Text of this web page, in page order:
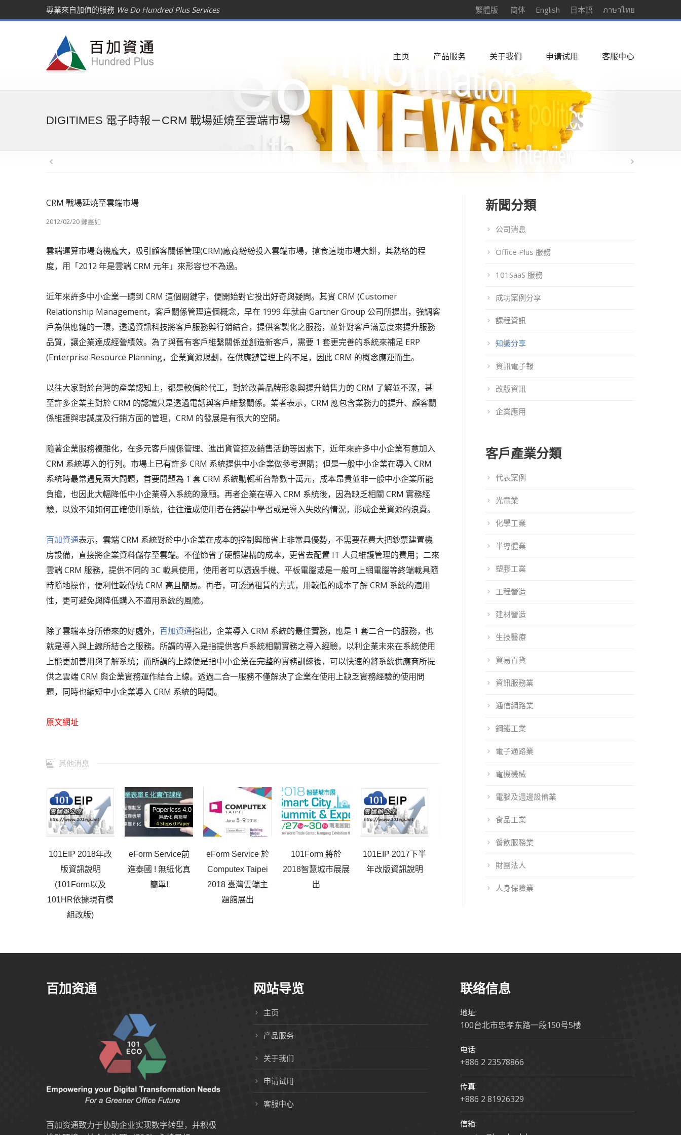
專業來自加值的服務 We Do Hundred Plus Services 繁體版 简体 English 日本語 ภาษาไทย
主页 产品服务 关于我们 申请试用 客服中心
DIGITIMES 電子時報－CRM 戰場延燒至雲端市場
CRM 戰場延燒至雲端市場
2012/02/20 鄭惠如
雲端運算市場商機龐大，吸引顧客關係管理(CRM)廠商紛紛投入雲端市場，搶食這塊市場大餅，其熱絡的程
度，用「2012 年是雲端 CRM 元年」來形容也不為過。
近年來許多中小企業一聽到 CRM 這個關鍵字，便開始對它投出好奇與疑問。其實 CRM (Customer
Relationship Management，客戶關係管理這個概念，早在 1999 年就由 Gartner Group 公司所提出，強調客
戶為供應鏈的一環，透過資訊科技將客戶服務與行銷結合，提供客製化之服務，並針對客戶滿意度來提升服務
品質，讓企業達成經營績效。為了與舊有客戶維繫關係並創造新客戶，需要 1 套更完善的系統來補足 ERP
(Enterprise Resource Planning，企業資源規劃，在供應鏈管理上的不足，因此 CRM 的概念應運而生。
以往大家對於台灣的產業認知上，都是較偏於代工，對於改善品牌形象與提升銷售力的 CRM 了解並不深，甚
至許多企業主對於 CRM 的認識只是透過電話與客戶維繫關係。業者表示，CRM 應包含業務力的提升、顧客關
係維護與忠誠度及行銷方面的管理，CRM 的發展是有很大的空間。
隨著企業服務複雜化，在多元客戶關係管理、進出貨管控及銷售活動等因素下，近年來許多中小企業有意加入
CRM 系統導入的行列。市場上已有許多 CRM 系統提供中小企業做參考選購；但是一般中小企業在導入 CRM
系統時最常遇見兩大問題，首要問題為 1 套 CRM 系統動輒新台幣數十萬元，成本昂貴並非一般中小企業所能
負擔，也因此大幅降低中小企業導入系統的意願。再者企業在導入 CRM 系統後，因為缺乏相關 CRM 實務經
驗，以致不知如何正確使用系統，往往造成使用者在錯誤中學習或是導入失敗的情況，形成企業資源的浪費。
百加資通表示，雲端 CRM 系統對於中小企業在成本的控制與節省上非常具優勢，不需要花費大把鈔票建置機
房設備，直接將企業資料儲存至雲端。不僅節省了硬體建構的成本，更省去配置 IT 人員維護管理的費用；二來
雲端 CRM 服務，提供不同的 3C 載具使用，使用者可以透過手機、平板電腦或是一般可上網電腦等終端載具隨
時隨地操作，便利性較傳統 CRM 高且簡易。再者，可透過租賃的方式，用較低的成本了解 CRM 系統的適用
性，更可避免與降低購入不適用系統的風險。
除了雲端本身所帶來的好處外， 百加資通指出，企業導入 CRM 系統的最佳實務，應是 1 套二合一的服務，也
就是導入與上線所結合之服務。所謂的導入是指提供客戶系統相關實務之導入經驗，以利企業未來在系統使用
上能更加善用與了解系統；而所謂的上線便是指中小企業在完整的實務訓練後，可以快速的將系統供應商所提
供之雲端 CRM 與企業實務運作結合上線。透過二合一服務不僅解決了企業在使用上缺乏實務經驗的使用問
題，同時也縮短中小企業導入 CRM 系統的時間。
原文網址
其他消息
101EIP 2018年改
版資訊說明
(101Form以及
101HR依據現有模
組改版)
eForm Service前
進泰國 ! 無紙化真
簡單!
eForm Service 於
Computex Taipei
2018 臺灣雲端主
題館展出
101Form 將於
2018智慧城市展展
出
101EIP 2017下半
年改版資訊說明
於WCIT世界資訊
科技大會展出
年改版資訊說明
新聞分類
公司消息
Office Plus 服務
101SaaS 服務
成功案例分享
課程資訊
知識分享
資訊電子報
改版資訊
企業應用
客戶產業分類
代表案例
光電業
化學工業
半導體業
塑膠工業
工程營造
建材營造
生技醫療
貿易百貨
資訊服務業
通信網路業
鋼鐵工業
電子通路業
電機機械
電腦及週邊設備業
食品工業
餐飲服務業
財團法人
人身保險業
百加资通
百加资通致力于协助企业实现数字转型，并积极
网站导览
主页
产品服务
关于我们
申请试用
客服中心
联络信息
地址:
100台北市忠孝东路一段150号5楼
电话:
+886 2 23578866
传真:
+886 2 81926329
信箱: